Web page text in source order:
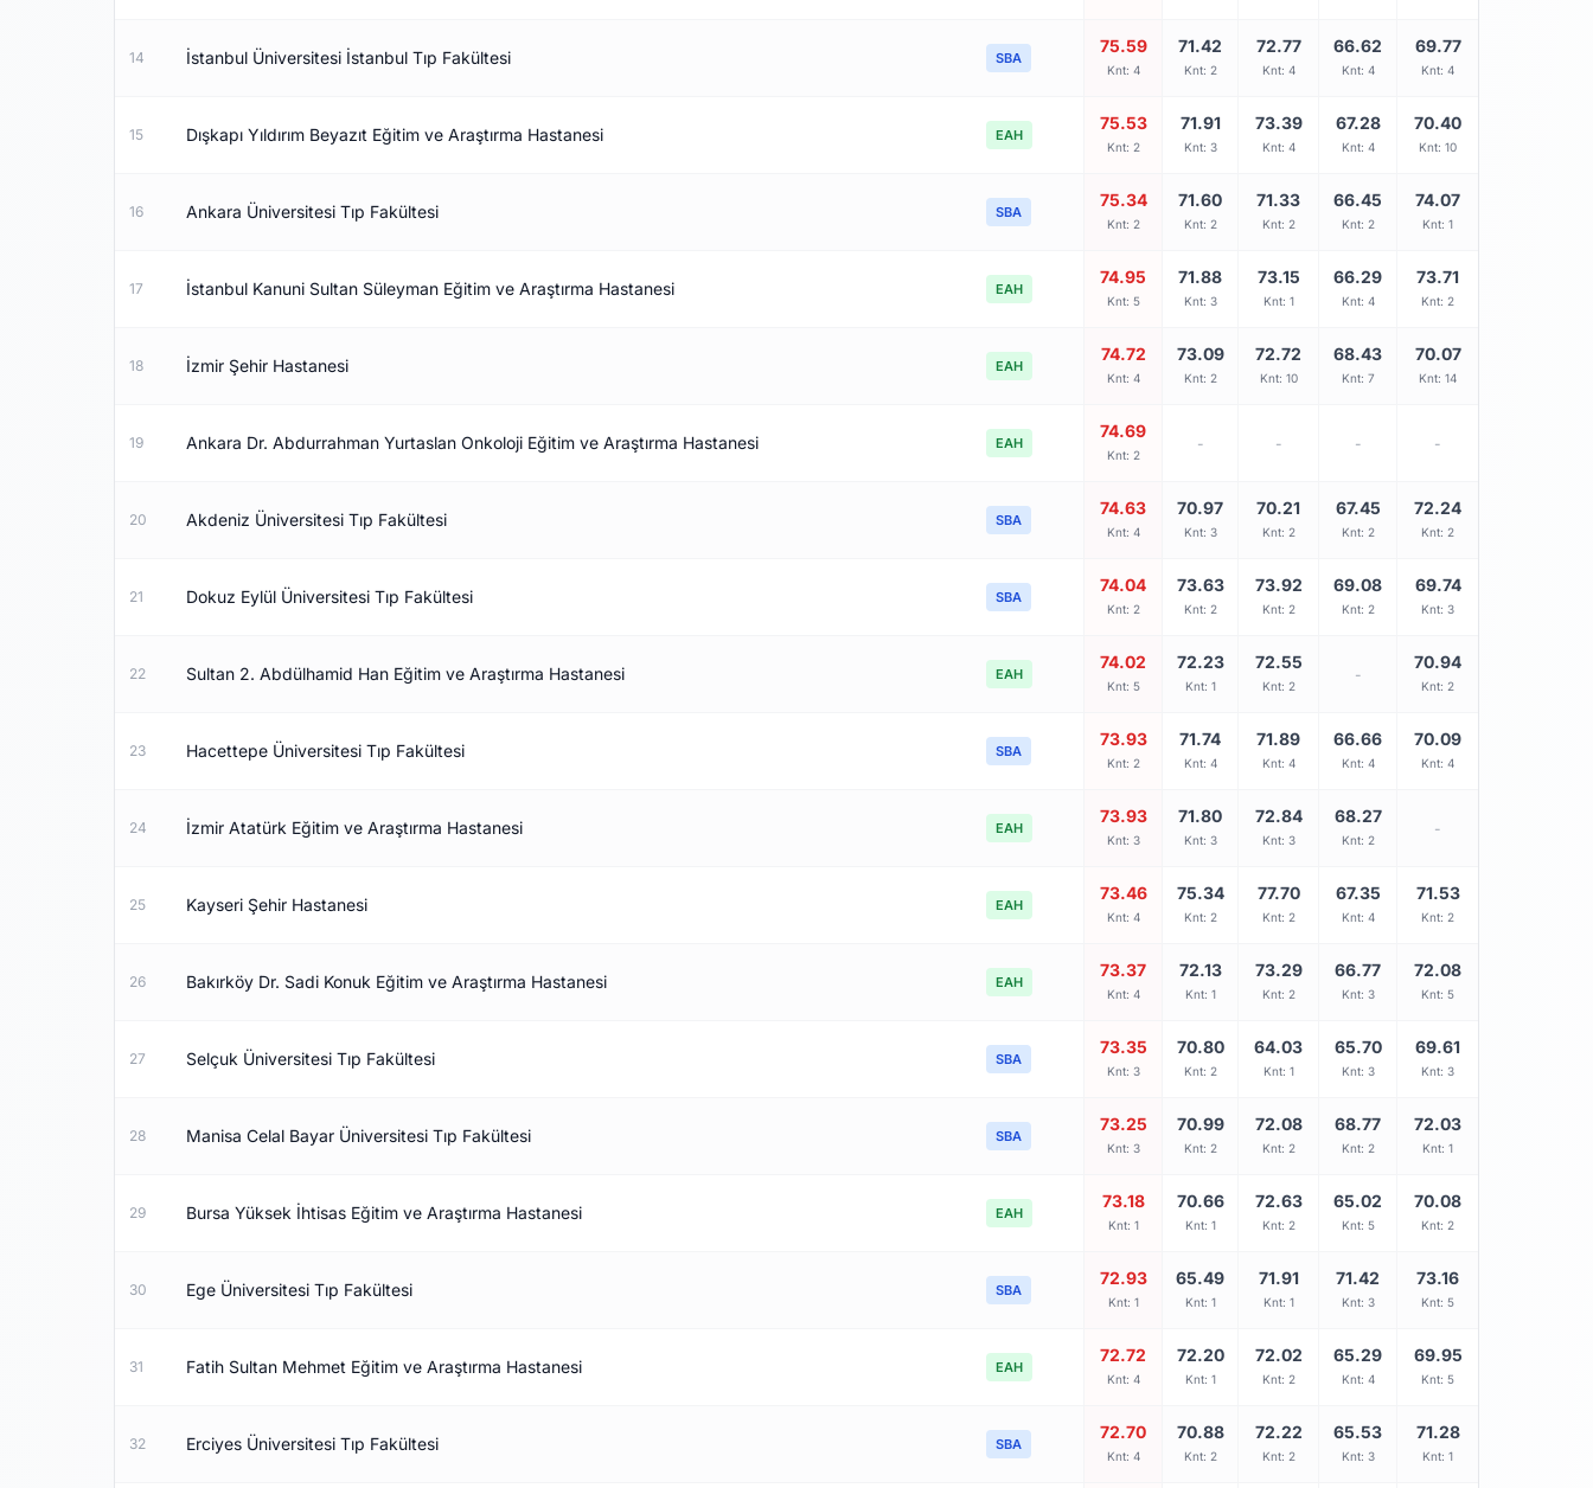
14 İstanbul Üniversitesi İstanbul Tıp Fakültesi SBA
75.59
Knt: 4
71.42
Knt: 2
72.77
Knt: 4
66.62
Knt: 4
69.77
Knt: 4
15 Dışkapı Yıldırım Beyazıt Eğitim ve Araştırma Hastanesi EAH
75.53
Knt: 2
71.91
Knt: 3
73.39
Knt: 4
67.28
Knt: 4
70.40
Knt: 10
16 Ankara Üniversitesi Tıp Fakültesi SBA
75.34
Knt: 2
71.60
Knt: 2
71.33
Knt: 2
66.45
Knt: 2
74.07
Knt: 1
17 İstanbul Kanuni Sultan Süleyman Eğitim ve Araştırma Hastanesi EAH
74.95
Knt: 5
71.88
Knt: 3
73.15
Knt: 1
66.29
Knt: 4
73.71
Knt: 2
18 İzmir Şehir Hastanesi EAH
74.72
Knt: 4
73.09
Knt: 2
72.72
Knt: 10
68.43
Knt: 7
70.07
Knt: 14
19 Ankara Dr. Abdurrahman Yurtaslan Onkoloji Eğitim ve Araştırma Hastanesi EAH
74.69
Knt: 2
- - - -
20 Akdeniz Üniversitesi Tıp Fakültesi SBA
74.63
Knt: 4
70.97
Knt: 3
70.21
Knt: 2
67.45
Knt: 2
72.24
Knt: 2
21 Dokuz Eylül Üniversitesi Tıp Fakültesi SBA
74.04
Knt: 2
73.63
Knt: 2
73.92
Knt: 2
69.08
Knt: 2
69.74
Knt: 3
22 Sultan 2. Abdülhamid Han Eğitim ve Araştırma Hastanesi EAH
74.02
Knt: 5
72.23
Knt: 1
72.55
Knt: 2
-
70.94
Knt: 2
23 Hacettepe Üniversitesi Tıp Fakültesi SBA
73.93
Knt: 2
71.74
Knt: 4
71.89
Knt: 4
66.66
Knt: 4
70.09
Knt: 4
24 İzmir Atatürk Eğitim ve Araştırma Hastanesi EAH
73.93
Knt: 3
71.80
Knt: 3
72.84
Knt: 3
68.27
Knt: 2
-
25 Kayseri Şehir Hastanesi EAH
73.46
Knt: 4
75.34
Knt: 2
77.70
Knt: 2
67.35
Knt: 4
71.53
Knt: 2
26 Bakırköy Dr. Sadi Konuk Eğitim ve Araştırma Hastanesi EAH
73.37
Knt: 4
72.13
Knt: 1
73.29
Knt: 2
66.77
Knt: 3
72.08
Knt: 5
27 Selçuk Üniversitesi Tıp Fakültesi SBA
73.35
Knt: 3
70.80
Knt: 2
64.03
Knt: 1
65.70
Knt: 3
69.61
Knt: 3
28 Manisa Celal Bayar Üniversitesi Tıp Fakültesi SBA
73.25
Knt: 3
70.99
Knt: 2
72.08
Knt: 2
68.77
Knt: 2
72.03
Knt: 1
29 Bursa Yüksek İhtisas Eğitim ve Araştırma Hastanesi EAH
73.18
Knt: 1
70.66
Knt: 1
72.63
Knt: 2
65.02
Knt: 5
70.08
Knt: 2
30 Ege Üniversitesi Tıp Fakültesi SBA
72.93
Knt: 1
65.49
Knt: 1
71.91
Knt: 1
71.42
Knt: 3
73.16
Knt: 5
31 Fatih Sultan Mehmet Eğitim ve Araştırma Hastanesi EAH
72.72
Knt: 4
72.20
Knt: 1
72.02
Knt: 2
65.29
Knt: 4
69.95
Knt: 5
32 Erciyes Üniversitesi Tıp Fakültesi SBA
72.70
Knt: 4
70.88
Knt: 2
72.22
Knt: 2
65.53
Knt: 3
71.28
Knt: 1